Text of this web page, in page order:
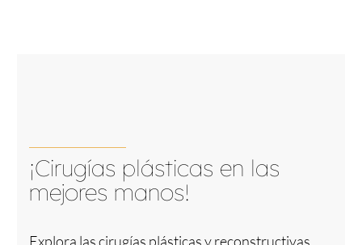
¡Cirugías plásticas en las
mejores manos!
Explora las cirugías plásticas y reconstructivas